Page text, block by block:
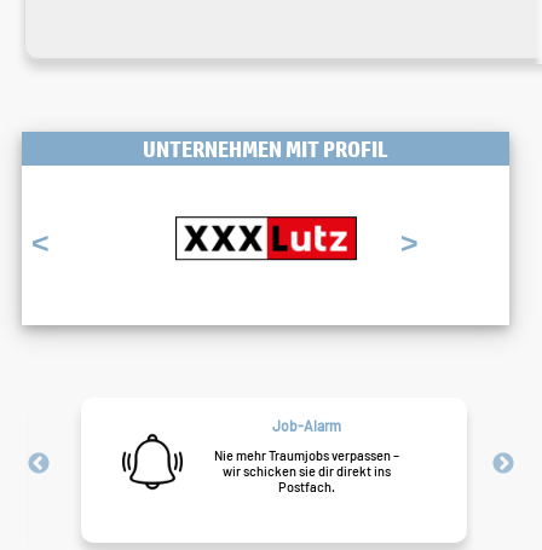
UNTERNEHMEN MIT PROFIL
< >
Nie mehr Traumjobs verpassen –
wir schicken sie dir direkt ins